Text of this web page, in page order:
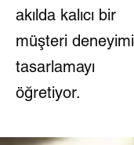
akılda kalıcı bir
müşteri deneyimi
tasarlamayı
öğretiyor.